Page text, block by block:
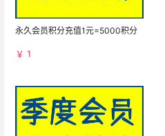
永久会员积分充值1元=5000积分
￥ 1